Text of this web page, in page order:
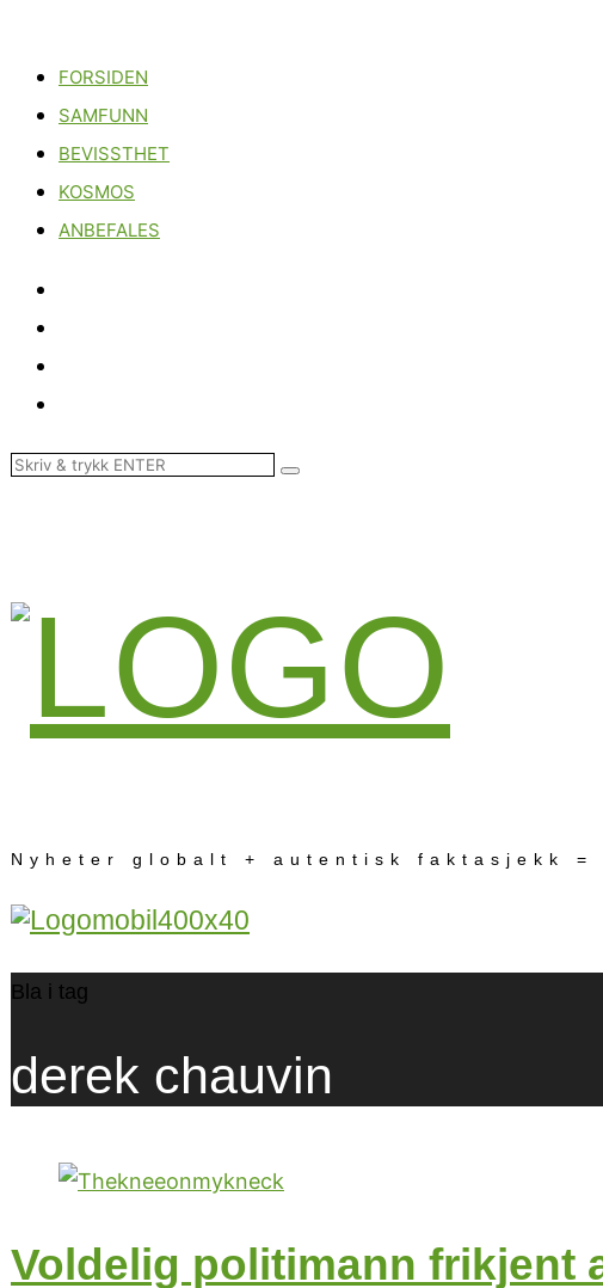
FORSIDEN
SAMFUNN
BEVISSTHET
KOSMOS
ANBEFALES
Nyheter globalt + autentisk faktasjekk =
Bla i tag
derek chauvin
Voldelig politimann frikjent